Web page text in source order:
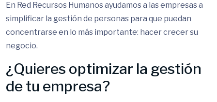
En Red Recursos Humanos ayudamos a las empresas a
simplificar la gestión de personas para que puedan
concentrarse en lo más importante: hacer crecer su
negocio.
¿Quieres optimizar la gestión
de tu empresa?